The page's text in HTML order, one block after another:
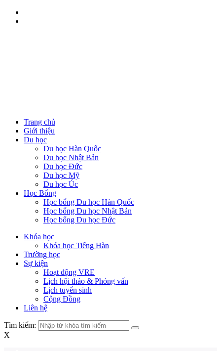
Trang chủ
Giới thiệu
Du học
Du học Hàn Quốc
Du học Nhật Bản
Du học Đức
Du học Mỹ
Du học Úc
Học Bổng
Học bổng Du học Hàn Quốc
Học bổng Du học Nhật Bản
Học bổng Du học Đức
Khóa học
Khóa học Tiếng Hàn
Trường học
Sự kiện
Hoạt động VRE
Lịch hội thảo & Phỏng vấn
Lịch tuyển sinh
Cộng Đồng
Liên hệ
Tìm kiếm:
X